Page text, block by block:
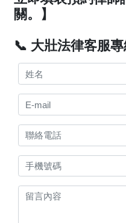
關。】
📞 大壯法律客服專